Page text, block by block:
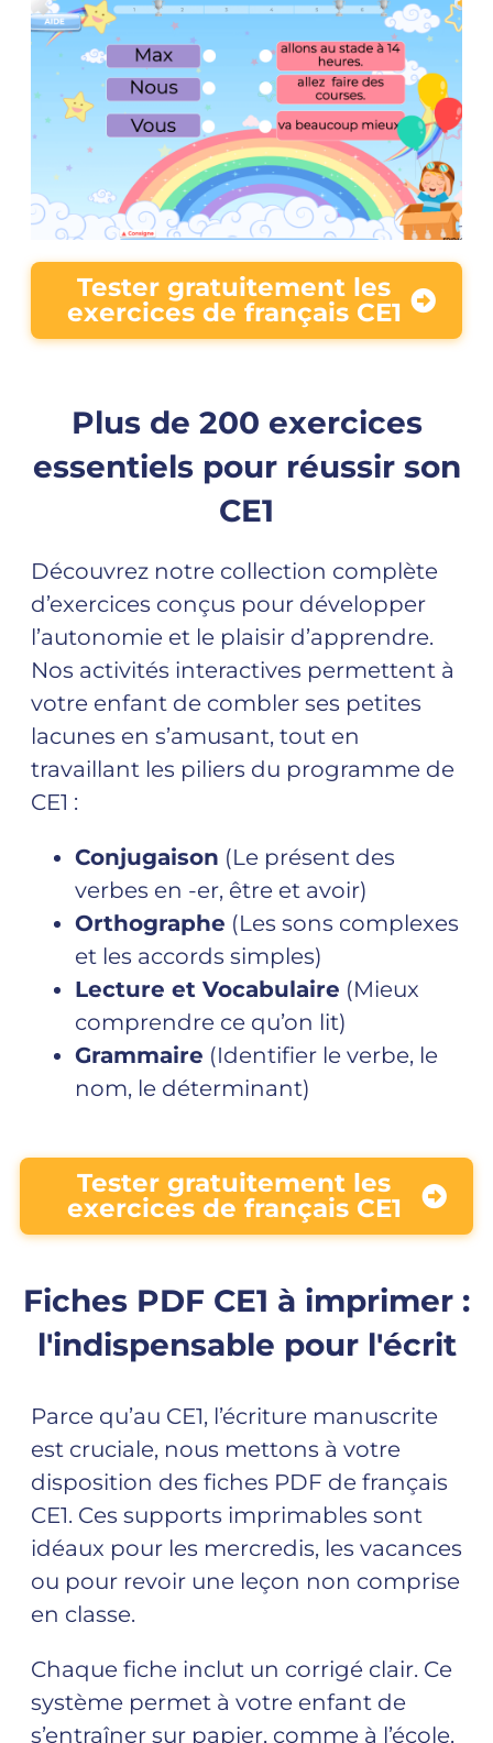
Tester gratuitement les
exercices de français CE1
Plus de 200 exercices
essentiels pour réussir son
CE1
Découvrez notre collection complète
d’exercices conçus pour développer
l’autonomie et le plaisir d’apprendre.
Nos activités interactives permettent à
votre enfant de combler ses petites
lacunes en s’amusant, tout en
travaillant les piliers du programme de
CE1 :
Conjugaison (Le présent des
verbes en -er, être et avoir)
Orthographe (Les sons complexes
et les accords simples)
Lecture et Vocabulaire (Mieux
comprendre ce qu’on lit)
Grammaire (Identifier le verbe, le
nom, le déterminant)
Tester gratuitement les
exercices de français CE1
Fiches PDF CE1 à imprimer :
l'indispensable pour l'écrit
Parce qu’au CE1, l’écriture manuscrite
est cruciale, nous mettons à votre
disposition des fiches PDF de français
CE1. Ces supports imprimables sont
idéaux pour les mercredis, les vacances
ou pour revoir une leçon non comprise
en classe.
Chaque fiche inclut un corrigé clair. Ce
système permet à votre enfant de
s’entraîner sur papier, comme à l’école,